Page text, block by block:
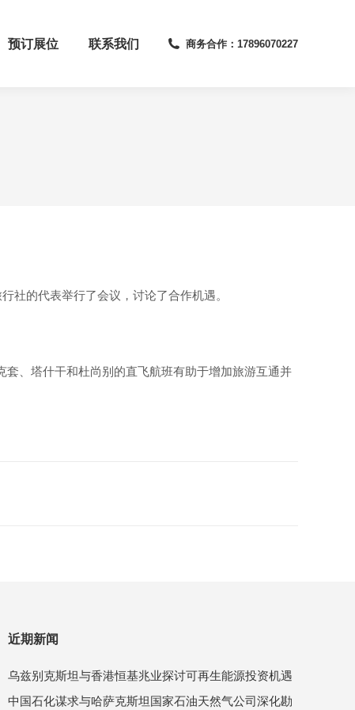
预订展位 联系我们 商务合作：17896070227
社的代表举行了会议，讨论了合作机遇。
、塔什干和杜尚别的直飞航班有助于增加旅游互通并
近期新闻
乌兹别克斯坦与香港恒基兆业探讨可再生能源投资机遇
中国石化谋求与哈萨克斯坦国家石油天然气公司深化勘